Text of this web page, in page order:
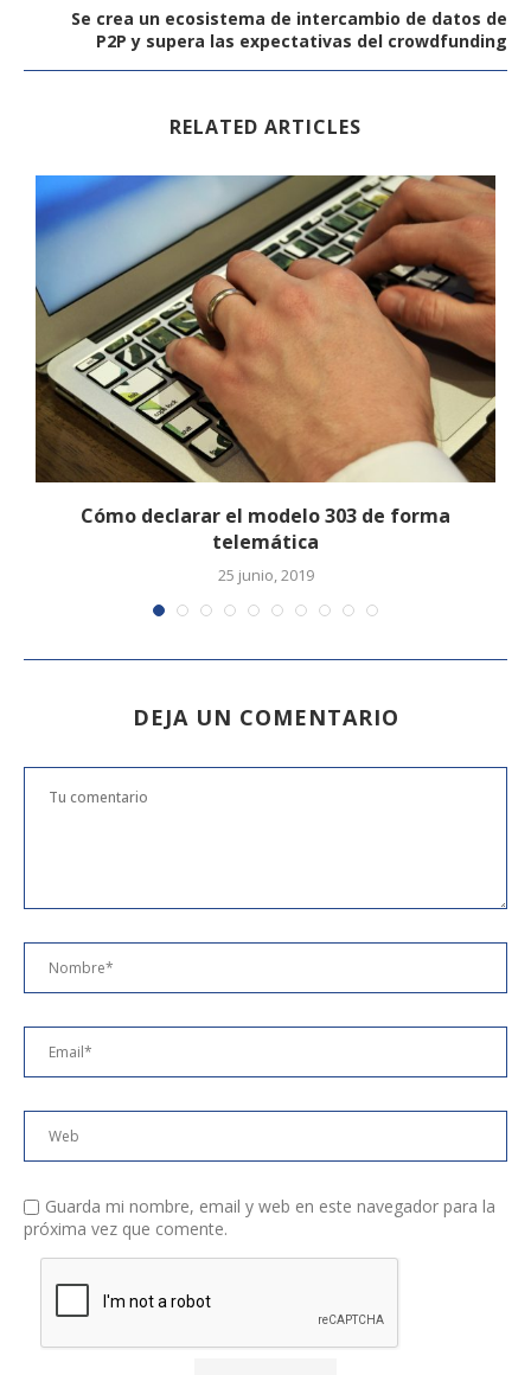
Se crea un ecosistema de intercambio de datos de
P2P y supera las expectativas del crowdfunding
RELATED ARTICLES
Cómo declarar el modelo 303 de forma
telemática
25 junio, 2019
DEJA UN COMENTARIO
Guarda mi nombre, email y web en este navegador para la
próxima vez que comente.